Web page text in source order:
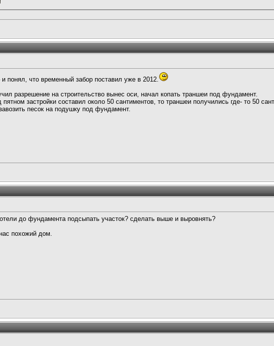
понял, что временный забор поставил уже в 2012.
разрешение на строительство вынес оси, начал копать траншеи под фундамент.
пятном застройки составил около 50 сантиментов, то траншеи получились где- то 50
песок на подушку под фундамент.
до фундамента подсыпать участок? сделать выше и выровнять?
похожий дом.